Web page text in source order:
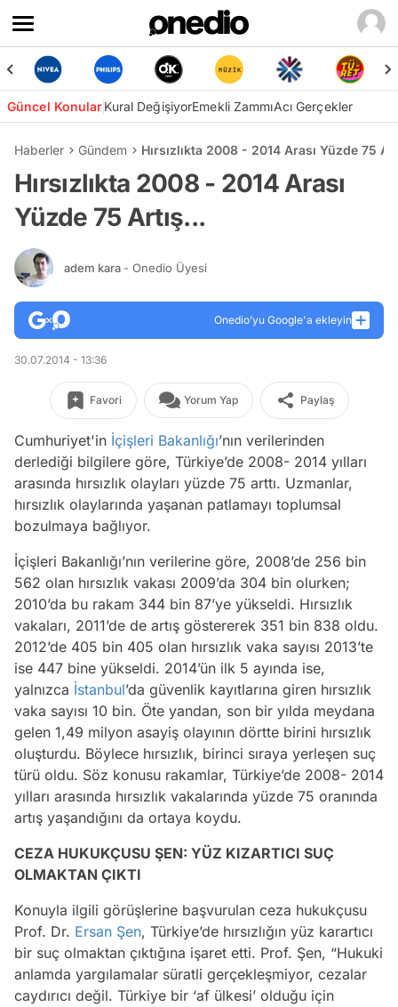
Güncel KonularKural DeğişiyorEmekli ZammıAcı Gerçekler
Haberler Gündem Hırsızlıkta 2008 - 2014 Arası Yüzde 75
Hırsızlıkta 2008 - 2014 Arası
Yüzde 75 Artış...
adem kara - Onedio Üyesi
Onedio’yu Google'a ekleyin
30.07.2014 - 13:36
Favori Yorum Yap Paylaş
Cumhuriyet'in İçişleri Bakanlığı’nın verilerinden
derlediği bilgilere göre, Türkiye’de 2008- 2014 yılları
arasında hırsızlık olayları yüzde 75 arttı. Uzmanlar,
hırsızlık olaylarında yaşanan patlamayı toplumsal
bozulmaya bağlıyor.
İçişleri Bakanlığı’nın verilerine göre, 2008’de 256 bin
562 olan hırsızlık vakası 2009’da 304 bin olurken;
2010’da bu rakam 344 bin 87’ye yükseldi. Hırsızlık
vakaları, 2011’de de artış göstererek 351 bin 838 oldu.
2012’de 405 bin 405 olan hırsızlık vaka sayısı 2013’te
ise 447 bine yükseldi. 2014’ün ilk 5 ayında ise,
yalnızca İstanbul’da güvenlik kayıtlarına giren hırsızlık
vaka sayısı 10 bin. Öte yandan, son bir yılda meydana
gelen 1,49 milyon asayiş olayının dörtte birini hırsızlık
oluşturdu. Böylece hırsızlık, birinci sıraya yerleşen suç
türü oldu. Söz konusu rakamlar, Türkiye’de 2008- 2014
yılları arasında hırsızlık vakalarında yüzde 75 oranında
artış yaşandığını da ortaya koydu.
CEZA HUKUKÇUSU ŞEN: YÜZ KIZARTICI SUÇ
OLMAKTAN ÇIKTI
Konuyla ilgili görüşlerine başvurulan ceza hukukçusu
Prof. Dr. Ersan Şen, Türkiye’de hırsızlığın yüz karartıcı
bir suç olmaktan çıktığına işaret etti. Prof. Şen, “Hukuki
anlamda yargılamalar süratli gerçekleşmiyor, cezalar
caydırıcı değil. Türkiye bir ‘af ülkesi’ olduğu için